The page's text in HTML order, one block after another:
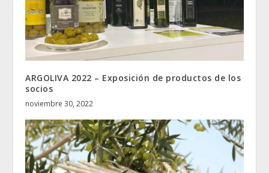
ARGOLIVA 2022 – Exposición de productos de los
socios
noviembre 30, 2022